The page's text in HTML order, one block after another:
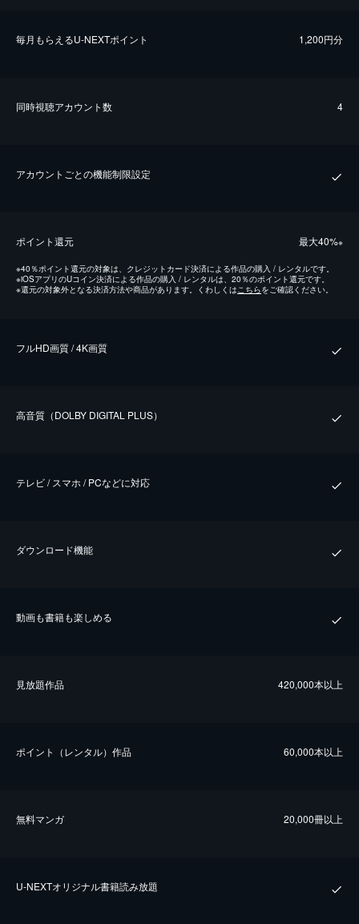
毎⽉もらえるU-NEXTポイント 1,200円分
同時視聴アカウント数 4
アカウントごとの機能制限設定
ポイント還元 最⼤40%※
※40％ポイント還元の対象は、クレジットカード決済による作品の購入 / レンタルです。
※iOSアプリのUコイン決済による作品の購入 / レンタルは、20％のポイント還元です。
※還元の対象外となる決済方法や商品があります。くわしくは こちらをご確認ください。
フルHD画質 / 4K画質
⾼⾳質（DOLBY DIGITAL PLUS）
テレビ / スマホ / PCなどに対応
ダウンロード機能
動画も書籍も楽しめる
⾒放題作品 420,000本以上
ポイント（レンタル）作品 60,000本以上
無料マンガ 20,000冊以上
U-NEXTオリジナル書籍読み放題